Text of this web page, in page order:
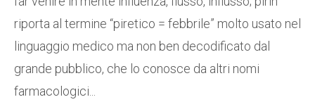
riporta al termine “piretico = febbrile” molto usato nel
linguaggio medico ma non ben decodificato dal
grande pubblico, che lo conosce da altri nomi
farmacologici...